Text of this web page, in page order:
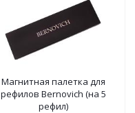
Магнитная палетка для
рефилов Bernovich (на 5
рефил)